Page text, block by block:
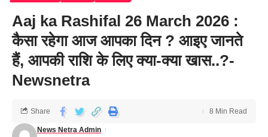
Aaj ka Rashifal 26 March 2026 :
कैसा रहेगा आज आपका दिन ? आइए जानते
हैं, आपकी राशि के लिए क्या-क्या खास..?-
Newsnetra
News Netra Admin
Share 8 Min Read